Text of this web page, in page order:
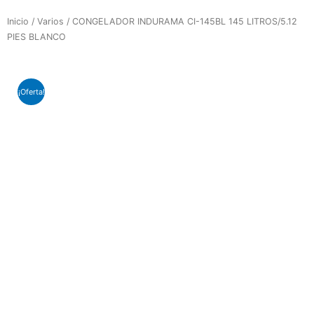
Inicio / Varios / CONGELADOR INDURAMA CI-145BL 145 LITROS/5.12
PIES BLANCO
¡Oferta!